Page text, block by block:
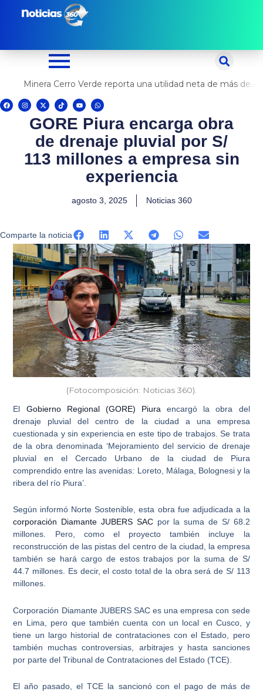
Minera Cerro Verde reporta una utilidad neta de más de US$ 500 millones
F
a
c
I
n
s
m
X
-
t
w
i
t
t
e
r
T
i
k
t
o
Y
o
u
e
W
h
a
t
s
p
p
GORE Piura encarga obra
de drenaje pluvial por S/
113 millones a empresa sin
experiencia
agosto 3, 2025 Noticias 360
Comparte la noticia
(Fotocomposición: Noticias 360).
El Gobierno Regional (GORE) Piura encargó la obra del
drenaje pluvial del centro de la ciudad a una empresa
cuestionada y sin experiencia en este tipo de trabajos. Se trata
de la obra denominada ‘Mejoramiento del servicio de drenaje
pluvial en el Cercado Urbano de la ciudad de Piura
comprendido entre las avenidas: Loreto, Málaga, Bolognesi y la
ribera del río Piura’.
Según informó Norte Sostenible, esta obra fue adjudicada a la
corporación Diamante JUBERS SACpor la suma de S/ 68.2
millones. Pero, como el proyecto también incluye la
reconstrucción de las pistas del centro de la ciudad, la empresa
también se hará cargo de estos trabajos por la suma de S/
44.7 millones. Es decir,el costo total de la obra será de S/ 113
millones.
Corporación Diamante JUBERS SAC es una empresa con sede
en Lima, pero que también cuenta con un local en Cusco, y
tiene un largo historial de contrataciones con el Estado, pero
también muchascontroversias, arbitrajes y hasta sanciones
por parte del Tribunal de Contrataciones del Estado (TCE).
El año pasado, el TCE la sancionó con el pago de más de